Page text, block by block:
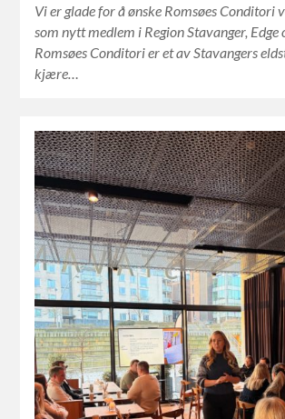
Vi er glade for å ønske Romsøes Conditori
som nytt medlem i Region Stavanger,
Romsøes Conditori er et av Stavangers
kjære…